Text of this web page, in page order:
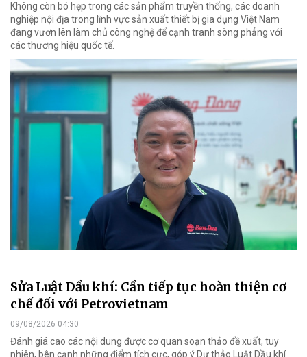
Không còn bó hẹp trong các sản phẩm truyền thống, các doanh
nghiệp nội địa trong lĩnh vực sản xuất thiết bị gia dụng Việt Nam
đang vươn lên làm chủ công nghệ để cạnh tranh sòng phẳng với
các thương hiệu quốc tế.
Sửa Luật Dầu khí: Cần tiếp tục hoàn thiện cơ
chế đối với Petrovietnam
09/08/2026 04:30
Đánh giá cao các nội dung được cơ quan soạn thảo đề xuất, tuy
nhiên, bên cạnh những điểm tích cực, góp ý Dự thảo Luật Dầu khí